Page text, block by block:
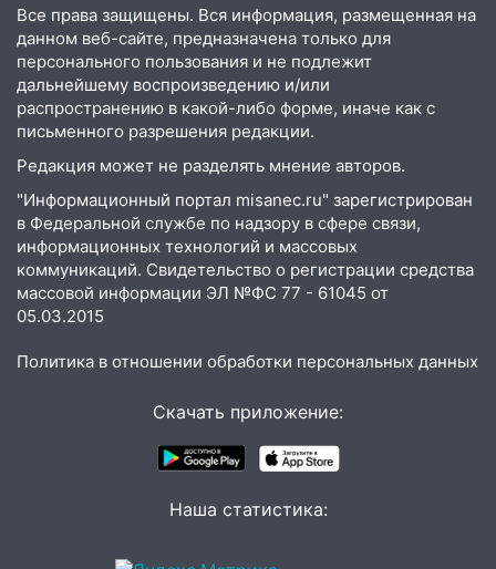
воду
12:12 Прокуратура взяла на контроль
ДТП с шестилетним ребёнком на улице
Федерации
12:01 Пьяная женщина сбила
шестилетнего ребёнка на улице
Федерации: возбуждено уголовное дело
11:16 В Ульяновске ищут 37-летнего
мужчину, пропавшего ещё 19 июля
10:30
От мотофристайла до прогулки с
хаски: куда сходить в Ульяновской
«Нефтяной топливной компании» будут
Дети на дорогах: пострадали
велосипедисты, мотоциклисты и
Все права защищены. Вся информация, размещенная на
данном веб-сайте, предназначена только для
персонального пользования и не подлежит
дальнейшему воспроизведению и/или
распространению в какой-либо форме, иначе как с
письменного разрешения редакции.
Редакция может не разделять мнение авторов.
"Информационный портал misanec.ru" зарегистрирован
в Федеральной службе по надзору в сфере связи,
информационных технологий и массовых
коммуникаций. Свидетельство о регистрации средства
массовой информации ЭЛ №ФС 77 - 61045 от
05.03.2015
Политика в отношении обработки персональных данных
Скачать приложение:
Наша статистика: